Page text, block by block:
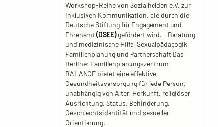
Workshop-Reihe von Sozialhelden e.V. zur
inklusiven Kommunikation, die durch die
Deutsche Stiftung für Engagement und
Ehrenamt(DSEE)gefördert wird. - Beratung
und medizinische Hilfe, Sexualpädagogik,
Familienplanung und Partnerschaft Das
Berliner Familienplanungszentrum
BALANCE bietet eine effektive
Gesundheitsversorgung für jede Person,
unabhängig von Alter, Herkunft, religiöser
Ausrichtung, Status, Behinderung,
Geschlechtsidentität und sexueller
Orientierung.